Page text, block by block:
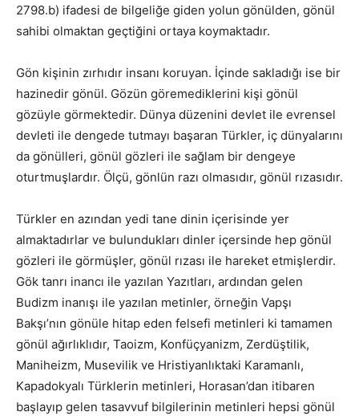
2798.b) ifadesi de bilgeliğe giden yolun gönülden, gönül
sahibi olmaktan geçtiğini ortaya koymaktadır.
Gön kişinin zırhıdır insanı koruyan. İçinde sakladığı ise bir
hazinedir gönül. Gözün göremediklerini kişi gönül
gözüyle görmektedir. Dünya düzenini devlet ile evrensel
devleti ile dengede tutmayı başaran Türkler, iç dünyalarını
da gönülleri, gönül gözleri ile sağlam bir dengeye
oturtmuşlardır. Ölçü, gönlün razı olmasıdır, gönül rızasıdır.
Türkler en azından yedi tane dinin içerisinde yer
almaktadırlar ve bulundukları dinler içersinde hep gönül
gözleri ile görmüşler, gönül rızası ile hareket etmişlerdir.
Gök tanrı inancı ile yazılan Yazıtları, ardından gelen
Budizm inanışı ile yazılan metinler, örneğin Vapşı
Bakşı’nın gönüle hitap eden felsefi metinleri ki tamamen
gönül ağırlıklıdır, Taoizm, Konfüçyanizm, Zerdüştilik,
Maniheizm, Musevilik ve Hristiyanlıktaki Karamanlı,
Kapadokyalı Türklerin metinleri, Horasan’dan itibaren
başlayıp gelen tasavvuf bilgilerinin metinleri hepsi gönül